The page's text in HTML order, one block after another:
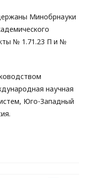
Минобрнауки
№ 1.71.23 П и №
научная
Юго-Западный